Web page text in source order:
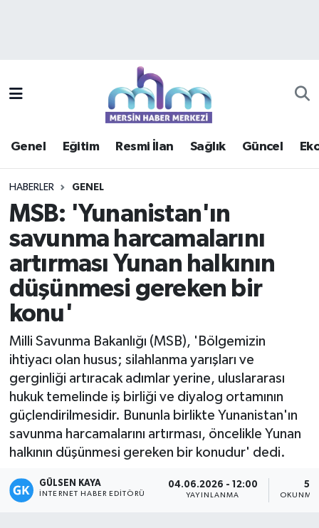
Genel Eğitim Resmi İlan Sağlık Güncel
HABERLER GENEL
MSB: 'Yunanistan'ın
savunma harcamalarını
artırması Yunan halkının
düşünmesi gereken bir
konu'
Milli Savunma Bakanlığı (MSB), 'Bölgemizin
ihtiyacı olan husus; silahlanma yarışları ve
gerginliği artıracak adımlar yerine, uluslararası
hukuk temelinde iş birliği ve diyalog ortamının
güçlendirilmesidir. Bununla birlikte Yunanistan'ın
savunma harcamalarını artırması, öncelikle Yunan
halkının düşünmesi gereken bir konudur' dedi.
GÜLSEN KAYA
İNTERNET HABER EDITÖRÜ
04.06.2026 - 12:00
YAYINLANMA
5
OKUNMA
Güncel
Haberde insan
Kültür - Sanat
Magazin
Mersin
Mersin Tarihi
Özel Haber
Politika
Mersin Trafik Yoğunluk Haritası
Süper Lig Puan Durumu ve Fikstür
Haber Arşivi